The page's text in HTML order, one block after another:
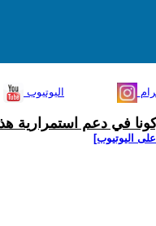
اليوتيوب
في دعم استمرارية
اليوتيوب]